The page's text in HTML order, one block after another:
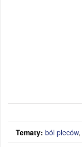
Tematy: ból pleców,